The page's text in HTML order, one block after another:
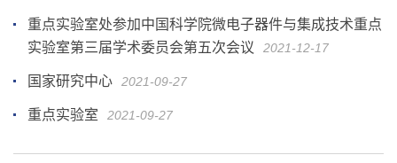
重点实验室处参加中国科学院微电子器件与集成技术重点
实验室第三届学术委员会第五次会议
2021-12-17
国家研究中心 2021-09-27
重点实验室 2021-09-27